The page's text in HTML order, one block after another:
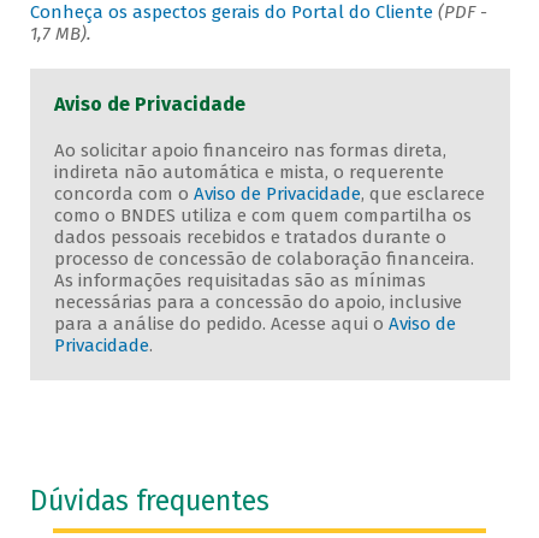
Conheça os aspectos gerais do Portal do Cliente (PDF -
1,7 MB).
Aviso de Privacidade
Ao solicitar apoio financeiro nas formas direta,
indireta não automática e mista, o requerente
concorda com o Aviso de Privacidade, que esclarece
como o BNDES utiliza e com quem compartilha os
dados pessoais recebidos e tratados durante o
processo de concessão de colaboração financeira.
As informações requisitadas são as mínimas
necessárias para a concessão do apoio, inclusive
para a análise do pedido. Acesse aqui o Aviso de
Privacidade.
Dúvidas frequentes